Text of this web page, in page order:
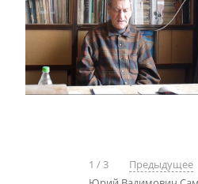
1 /3 Предыдущее